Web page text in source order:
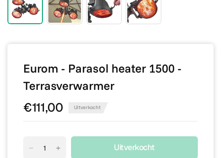
Eurom - Parasol heater 1500 -
Terrasverwarmer
€111,00 Uitverkocht
Uitverkocht